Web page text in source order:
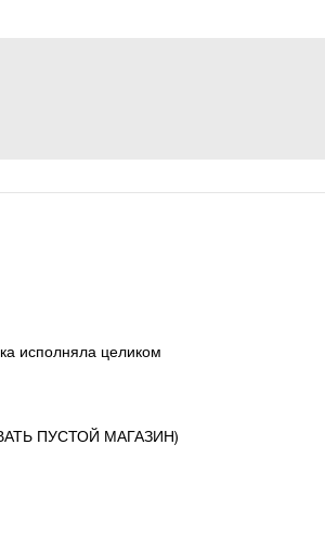
исполняла целиком
ПУСТОЙ МАГАЗИН)